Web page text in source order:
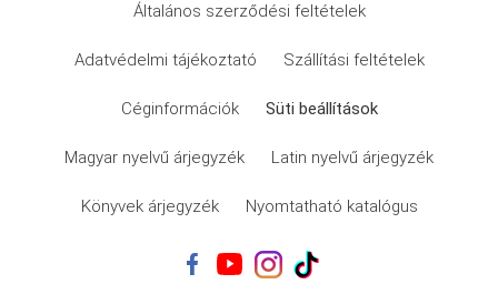
Általános szerződési feltételek
Adatvédelmi tájékoztató Szállítási feltételek
Céginformációk Süti beállítások
Magyar nyelvű árjegyzék Latin nyelvű árjegyzék
Könyvek árjegyzék Nyomtatható katalógus